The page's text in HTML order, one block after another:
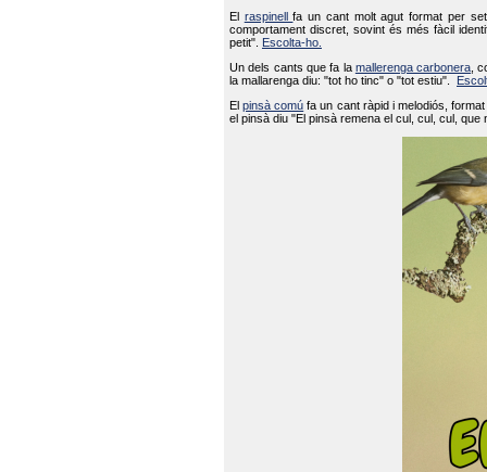
El raspinellfa un cant molt agut format per
comportament discret, sovint és més fàcil
petit".
Escolta-ho.
Un dels cants que fa la mallerenga carbonera ,
la mallarenga diu: "tot ho tinc" o "tot estiu".
Elpinsà comú fa un cant ràpid i melodiós,
el pinsà diu "El pinsà remena el cul, cul, cul,